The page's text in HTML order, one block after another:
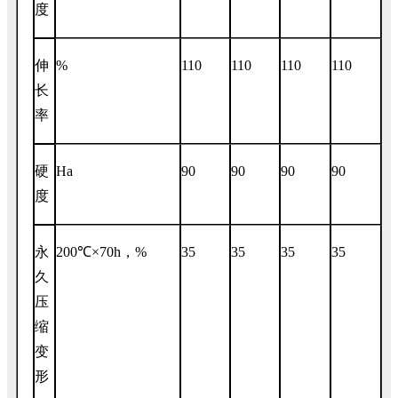
度
伸
长
率
% 110 110 110 110
硬
度
Ha 90 90 90 90
永
久
压
缩
变
形
200℃×70h，% 35 35 35 35